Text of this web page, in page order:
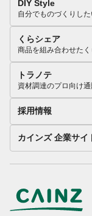
DIY Style
自分でものづくりし
くらシェア
商品を組み合わせた
トラノテ
資材調達のプロ向け通
採用情報
カインズ 企業サイ